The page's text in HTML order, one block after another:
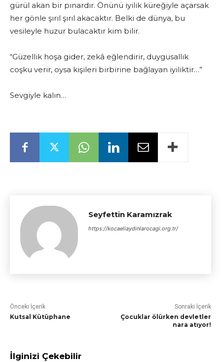
gürül akan bir pınardır. Önünü iyilik küreğiyle açarsak
her gönle şırıl şırıl akacaktır. Belki de dünya, bu
vesileyle huzur bulacaktır kim bilir.
“Güzellik hoşa gider, zekâ eğlendirir, duygusallık
coşku verir, oysa kişileri birbirine bağlayan iyiliktir…”
Sevgiyle kalın…
Seyfettin Karamızrak
https://kocaeliaydinlarocagi.org.tr/
Önceki İçerik
Kutsal Kütüphane
Sonraki İçerik
Çocuklar ölürken devletler
nara atıyor!
İlginizi Çekebilir